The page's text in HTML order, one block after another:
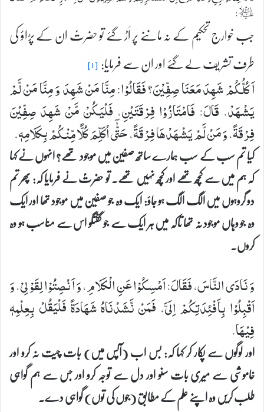
ؑ:
جب خوارج تحکیم کے نہ ماننے پر اَڑ گئے تو حضرتؑ ان کے پڑاؤ کی
طرف تشریف لے گئے اور ان سے فرمایا: [۱]
اَ كُلُّكُمْ شَهِدَ مَعَنَا صِفِّیْنَ؟ فَقَالُوْا: مِنَّا مَنْ شَهِدَ وَ مِنَّا مَنْ لَّمْ
یَشْهَدْ. قَالَ: فَامْتَازُوْا فِرْقَتَیْنِ، فَلْیَكُنْ مَّنْ شَهِدَ صِفِّیْنَ
فِرْقَةً، وَ مَنْ لَّمْ یَشْهَدْهَا فِرْقَةً، حَتّٰۤی اُكَلِّمَ كُلًّا مِّنْكُمْ بِكَلَامِهٖ.
کیا تم سب کے سب ہمارے ساتھ صفین میں موجود تھے؟ انہوں نے کہا
کہ ہم میں سے کچھ تھے اور کچھ نہیں تھے۔ تو حضرتؑ نے فرمایا کہ: پھر تم
دو گروہوں میں الگ الگ ہو جاؤ: ایک وہ جو صفین میں موجود تھا اور ایک
وہ جو وہاں موجود نہ تھا تاکہ میں ہر ایک سے جو گفتگو اس سے مناسب ہو وہ
کروں۔
وَ نَادَی النَّاسَ، فَقَالَ: اَمْسِكُوْا عَنِ الْكَلَامِ، وَ اَنْصِتُوْا لِقَوْلِیْ، وَ
اَقْبِلُوْا بِاَفْئِدَتِكُمْ اِلَیَّ، فَمَنْ نَّشَدْنَاهُ شَهَادَةً فَلْیَقُلْ بِعِلْمِهٖ
فِیْهَا.
اور لوگوں سے پکار کر کہا کہ: بس اب (آپس میں) بات چیت نہ کرو اور
خاموشی سے میری بات سنو اور دل سے توجہ کرو اور جس سے ہم گواہی
طلب کریں وہ اپنے علم کے مطابق (جوں کی توں) گواہی دے۔